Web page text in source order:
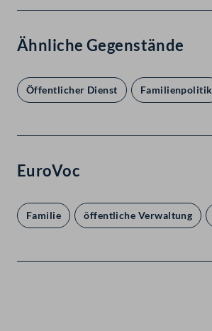
Ähnliche Gegenstände
Öffentlicher Dienst Familienpolitik
EuroVoc
Familie öffentliche Verwaltung